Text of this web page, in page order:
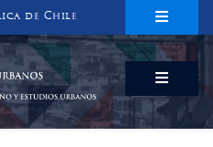
de Chile
URBANOS